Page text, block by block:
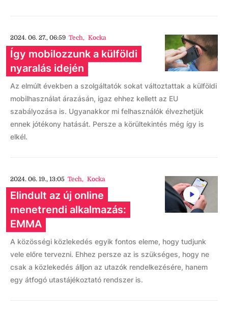
2024. 06. 27., 06:59 Tech, Kocka
Így mobilozzunk a külföldi
nyaralás idején
Az elmúlt években a szolgáltatók sokat változtattak a külföldi
mobilhasználat árazásán, igaz ehhez kellett az EU
szabályozása is. Ugyanakkor mi felhasználók élvezhetjük
ennek jótékony hatását. Persze a körültekintés még így is
elkél.
2024. 06. 19., 13:05 Tech, Kocka
Elindult az új online
menetrendi alkalmazás:
EMMA
A közösségi közlekedés egyik fontos eleme, hogy tudjunk
vele előre tervezni. Ehhez persze az is szükséges, hogy ne
csak a közlekedés álljon az utazók rendelkezésére, hanem
egy átfogó utastájékoztató rendszer is.